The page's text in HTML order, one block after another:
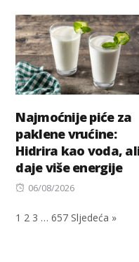
Najmoćnije piće za
paklene vrućine:
Hidrira kao voda,
daje više energije
Posted
06/08/2026
1 2 3 … 657 Sljedeća »